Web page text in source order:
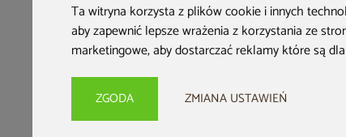
Ta witryna korzysta z plików cookie i innych
aby zapewnić lepsze wrażenia z korzystania ze
marketingowe,aby dostarczać reklamy które są
ZGODA ZMIANA USTAWIEŃ